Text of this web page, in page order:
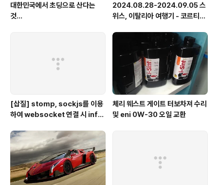
대한민국에서 초딩으로 산다는
것...
2024.08.28-2024.09.05 스
위스, 이탈리아 여행기 - 코르티나
스
[삽질] stomp, sockjs를 이용
하여 websocket 연결 시 info
체리 웨스트 게이트 터보차져 수리
및 eni 0W-30 오일 교환